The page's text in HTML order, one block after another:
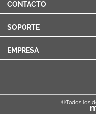
CONTACTO
SOPORTE
EMPRESA
©Todos los